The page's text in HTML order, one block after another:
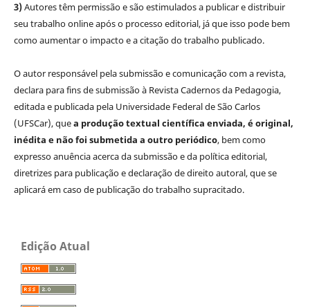
3)Autores têm permissão e são estimulados a publicar e distribuir
seu trabalho online após o processo editorial, já que isso pode bem
como aumentar o impacto e a citação do trabalho publicado.
O autor responsável pela submissão e comunicação com a revista,
declara para fins de submissão à Revista Cadernos da Pedagogia,
editada e publicada pela Universidade Federal de São Carlos
(UFSCar), quea produção textual científica enviada, é original,
inédita e não foi submetida a outro periódico, bem como
expresso anuência acerca da submissão e da política editorial,
diretrizes para publicação e declaração de direito autoral, que se
aplicará em caso de publicação do trabalho supracitado.
Edição Atual